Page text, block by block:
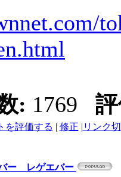
: 1769
を評価する | 修正 | リンク
ー レゲエバー